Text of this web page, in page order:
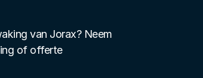
van Jorax? Neem
of offerte